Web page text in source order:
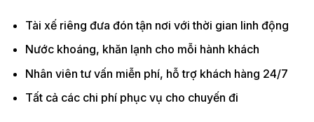
Tài xế riêng đưa đón tận nơi với thời gian linh động
Nước khoáng, khăn lạnh cho mỗi hành khách
Nhân viên tư vấn miễn phí, hỗ trợ khách hàng 24/7
Tất cả các chi phí phục vụ cho chuyến đi